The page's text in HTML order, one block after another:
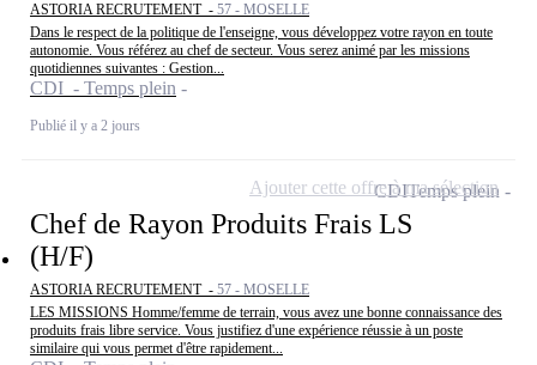
ASTORIA RECRUTEMENT - 57 - MOSELLE
Dans le respect de la politique de l'enseigne, vous développez votre rayon en toute
autonomie. Vous référez au chef de secteur. Vous serez animé par les missions
quotidiennes suivantes : Gestion...
CDI - Temps plein
Publié il y a 2 jours
Chef de Rayon Produits Frais LS
(H/F)
ASTORIA RECRUTEMENT - 57 - MOSELLE
LES MISSIONS Homme/femme de terrain, vous avez une bonne connaissance des
produits frais libre service. Vous justifiez d'une expérience réussie à un poste
similaire qui vous permet d'être rapidement...
CDITemps plein
Ajouter cette offre à ma sélection